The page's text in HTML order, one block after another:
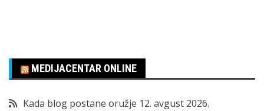
MEDIJACENTAR ONLINE
Kada blog postane oružje 12. avgust 2026.